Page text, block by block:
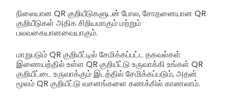
நிலையான QR குறியீடுகளுடன் போல, சோதனையான QR
குறியீடுகள் அதிக சிறியமாகும் மற்றும்
பலவகையானவையாகும்.
மாறுபடும் QR குறியீட்டில் சேமிக்கப்பட்ட தகவல்கள்
இணையத்தில் உள்ள QR குறியீட்டு உருவாக்கி உங்கள் QR
குறியீட்டை உருவாக்கும் இடத்தில் சேமிக்கப்படும், அதன்
மூலம் QR குறியீட்டு வசனங்களை கணக்கில் காணலாம்.